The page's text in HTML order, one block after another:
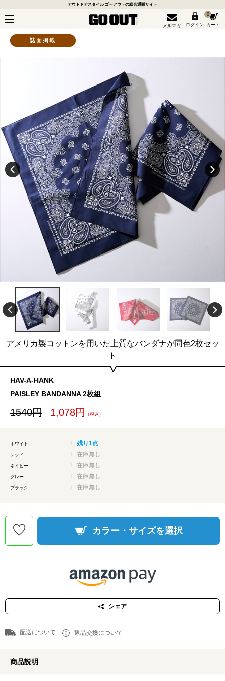
アウトドアスタイル ゴーアウトの総合通販サイト
メルマガ ログイン
0
カート
誌面掲載
アメリカ製コットンを用いた上質なバンダナが同色2枚セッ
ト
HAV-A-HANK
PAISLEY BANDANNA 2枚組
1540円 1,078円 （税込）
ホワイト F: 残り1点
レッド F: 在庫無し
ネイビー F: 在庫無し
グレー F: 在庫無し
ブラック F: 在庫無し
カラー・サイズを選択
シェア
配送について 返品交換について
商品説明